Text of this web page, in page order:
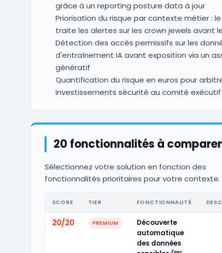
grâce à un reporting posture data à jour
Priorisation du risque par contexte métier : le
traite les alertes sur les crown jewels avant
Détection des accès permissifs sur les
d'entraînement IA avant exposition via un
génératif
Quantification du risque en euros pour
investissements sécurité au comité exécutif
20 fonctionnalités à comparer
Sélectionnez votre solution en fonction des
fonctionnalités prioritaires pour votre contexte.
SCORE TIER FONCTIONNALITÉ
20/20 PREMIUM
Découverte
automatique
des données